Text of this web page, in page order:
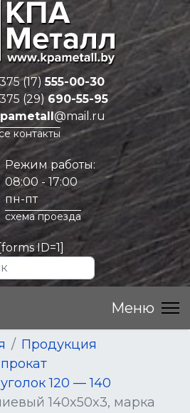
(17)555-00-30
(29) 690-55-95
@mail.ru
контакты
Режим работы:
08:00 - 17:00
пн-пт
схема проезда
[forms ID=1]
Продукция
120 — 140
140x50x3, марка